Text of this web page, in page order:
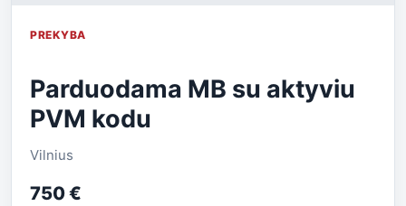
PREKYBA
Parduodama MB su aktyviu
PVM kodu
Vilnius
750 €